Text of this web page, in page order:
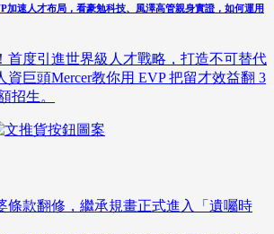
加速人才布局，看豪勉科技、風澤高管親身實證，如何運用
首度引進世界級人才戰略，打造不可替代
資巨頭Mercer教你用 EVP 把留才效益翻 3
招生。
條款翻修，繼承規畫正式進入「遺囑時